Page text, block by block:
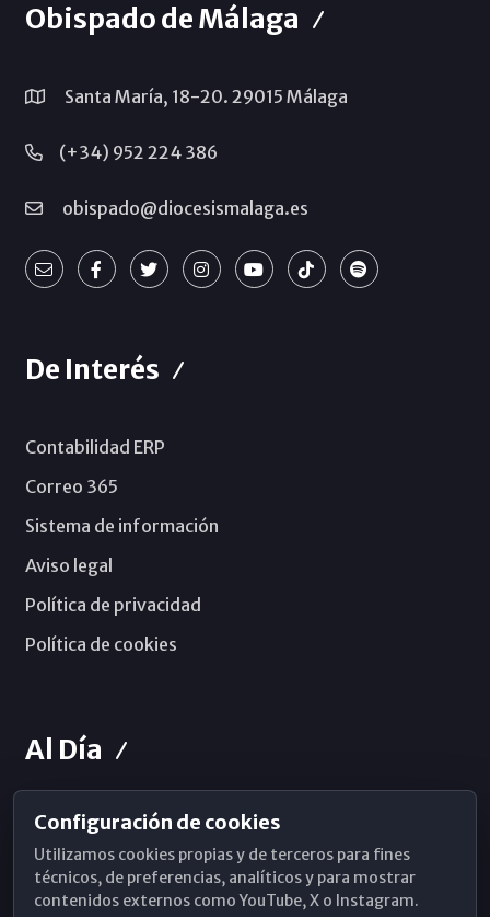
Obispado de Málaga
Santa María, 18-20. 29015 Málaga
(+34) 952 224 386
obispado@diocesismalaga.es
De Interés
Contabilidad ERP
Correo 365
Sistema de información
Aviso legal
Política de privacidad
Política de cookies
Al Día
Horarios de Misa
Hemeroteca
WhatsApp
Configuración de cookies
Utilizamos cookies propias y de terceros para fines
técnicos, de preferencias, analíticos y para mostrar
contenidos externos como YouTube, X o Instagram.